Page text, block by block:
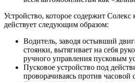
Устройство, которое содержит Солекс
действует следующим образом:
Водитель, заводя остывший
стоянки, вытягивает на себя
ручного управления пусковым
Пусковое устройство под
проворачиваясь против часовой